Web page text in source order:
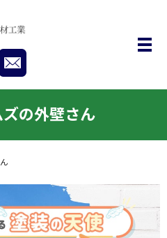
の外壁さん